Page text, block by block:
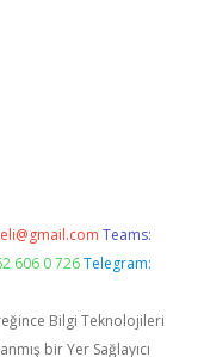
Teams:
606 0 726 Telegram:
Bilgi Teknolojileri
bir Yer Sağlayıcı